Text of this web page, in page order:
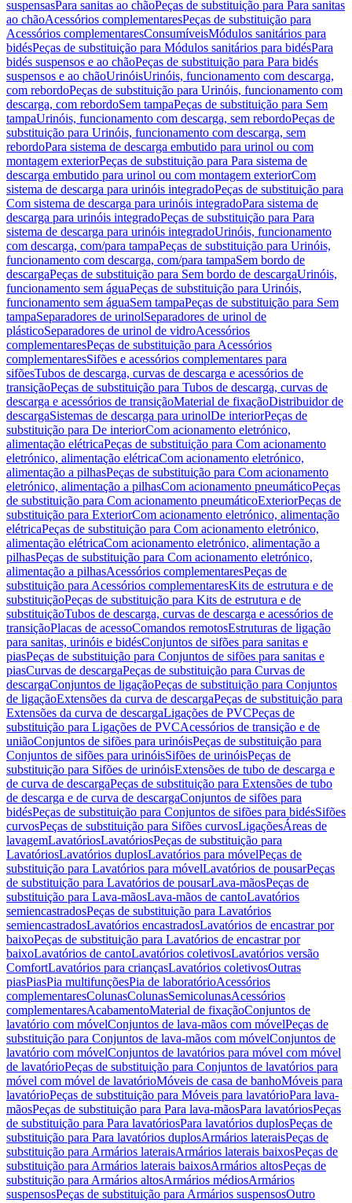
suspensasPara sanitas ao chãoPeças de substituição para Para sanitas
ao chãoAcessórios complementaresPeças de substituição para
Acessórios complementaresConsumíveisMódulos sanitários para
bidésPeças de substituição para Módulos sanitários para bidésPara
bidés suspensos e ao chãoPeças de substituição para Para bidés
suspensos e ao chãoUrinóisUrinóis, funcionamento com descarga,
com rebordoPeças de substituição para Urinóis, funcionamento com
descarga, com rebordoSem tampaPeças de substituição para Sem
tampaUrinóis, funcionamento com descarga, sem rebordoPeças de
substituição para Urinóis, funcionamento com descarga, sem
rebordoPara sistema de descarga embutido para urinol ou com
montagem exteriorPeças de substituição para Para sistema de
descarga embutido para urinol ou com montagem exteriorCom
sistema de descarga para urinóis integradoPeças de substituição para
Com sistema de descarga para urinóis integradoPara sistema de
descarga para urinóis integradoPeças de substituição para Para
sistema de descarga para urinóis integradoUrinóis, funcionamento
com descarga, com/para tampaPeças de substituição para Urinóis,
funcionamento com descarga, com/para tampaSem bordo de
descargaPeças de substituição para Sem bordo de descargaUrinóis,
funcionamento sem águaPeças de substituição para Urinóis,
funcionamento sem águaSem tampaPeças de substituição para Sem
tampaSeparadores de urinolSeparadores de urinol de
plásticoSeparadores de urinol de vidroAcessórios
complementaresPeças de substituição para Acessórios
complementaresSifões e acessórios complementares para
sifõesTubos de descarga, curvas de descarga e acessórios de
transiçãoPeças de substituição para Tubos de descarga, curvas de
descarga e acessórios de transiçãoMaterial de fixaçãoDistribuidor de
descargaSistemas de descarga para urinolDe interiorPeças de
substituição para De interiorCom acionamento eletrónico,
alimentação elétricaPeças de substituição para Com acionamento
eletrónico, alimentação elétricaCom acionamento eletrónico,
alimentação a pilhasPeças de substituição para Com acionamento
eletrónico, alimentação a pilhasCom acionamento pneumáticoPeças
de substituição para Com acionamento pneumáticoExteriorPeças de
substituição para ExteriorCom acionamento eletrónico, alimentação
elétricaPeças de substituição para Com acionamento eletrónico,
alimentação elétricaCom acionamento eletrónico, alimentação a
pilhasPeças de substituição para Com acionamento eletrónico,
alimentação a pilhasAcessórios complementaresPeças de
substituição para Acessórios complementaresKits de estrutura e de
substituiçãoPeças de substituição para Kits de estrutura e de
substituiçãoTubos de descarga, curvas de descarga e acessórios de
transiçãoPlacas de acessoComandos remotosEstruturas de ligação
para sanitas, urinóis e bidésConjuntos de sifões para sanitas e
piasPeças de substituição para Conjuntos de sifões para sanitas e
piasCurvas de descargaPeças de substituição para Curvas de
descargaConjuntos de ligaçãoPeças de substituição para Conjuntos
de ligaçãoExtensões da curva de descargaPeças de substituição para
Extensões da curva de descargaLigações de PVCPeças de
substituição para Ligações de PVCAcessórios de transição e de
uniãoConjuntos de sifões para urinóisPeças de substituição para
Conjuntos de sifões para urinóisSifões de urinóisPeças de
substituição para Sifões de urinóisExtensões de tubo de descarga e
de curva de descargaPeças de substituição para Extensões de tubo
de descarga e de curva de descargaConjuntos de sifões para
bidésPeças de substituição para Conjuntos de sifões para bidésSifões
curvosPeças de substituição para Sifões curvosLigaçõesÁreas de
lavagemLavatóriosLavatóriosPeças de substituição para
LavatóriosLavatórios duplosLavatórios para móvelPeças de
substituição para Lavatórios para móvelLavatórios de pousarPeças
de substituição para Lavatórios de pousarLava-mãosPeças de
substituição para Lava-mãosLava-mãos de cantoLavatórios
semiencastradosPeças de substituição para Lavatórios
semiencastradosLavatórios encastradosLavatórios de encastrar por
baixoPeças de substituição para Lavatórios de encastrar por
baixoLavatórios de cantoLavatórios coletivosLavatórios versão
ComfortLavatórios para criançasLavatórios coletivosOutras
piasPiasPia multifunçõesPia de laboratórioAcessórios
complementaresColunasColunasSemicolunasAcessórios
complementaresAcabamentoMaterial de fixaçãoConjuntos de
lavatório com móvelConjuntos de lava-mãos com móvelPeças de
substituição para Conjuntos de lava-mãos com móvelConjuntos de
lavatório com móvelConjuntos de lavatórios para móvel com móvel
de lavatórioPeças de substituição para Conjuntos de lavatórios para
móvel com móvel de lavatórioMóveis de casa de banhoMóveis para
lavatórioPeças de substituição para Móveis para lavatórioPara lava-
mãosPeças de substituição para Para lava-mãosPara lavatóriosPeças
de substituição para Para lavatóriosPara lavatórios duplosPeças de
substituição para Para lavatórios duplosArmários lateraisPeças de
substituição para Armários lateraisArmários laterais baixosPeças de
substituição para Armários laterais baixosArmários altosPeças de
substituição para Armários altosArmários médiosArmários
suspensosPeças de substituição para Armários suspensosOutro